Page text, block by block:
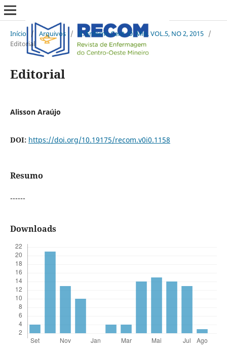
Início / Arquivos / R. Enferm. Cent. O. Min. VOL.5, NO 2, 2015 /
Editorial
Editorial
Alisson Araújo
DOI: https://doi.org/10.19175/recom.v0i0.1158
Resumo
------
Downloads